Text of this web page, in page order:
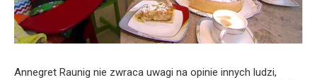
Annegret Raunig nie zwraca uwagi na opinie innych ludzi,